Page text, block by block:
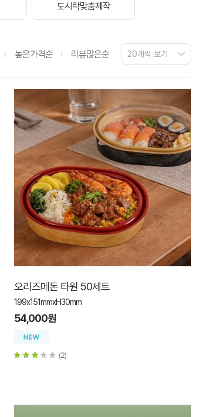
도시락맞춤제작
높은가격순 리뷰많은순
오리즈메돈 타원 50세트
199x151mmxH30mm
54,000원
(2)